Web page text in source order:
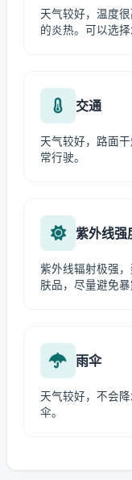
天气较好，温度
的炎热。可以选
交通
天气较好，路面
常行驶。
紫外线强
紫外线辐射极强
肤品，尽量避免暴
雨伞
天气较好，不会
伞。